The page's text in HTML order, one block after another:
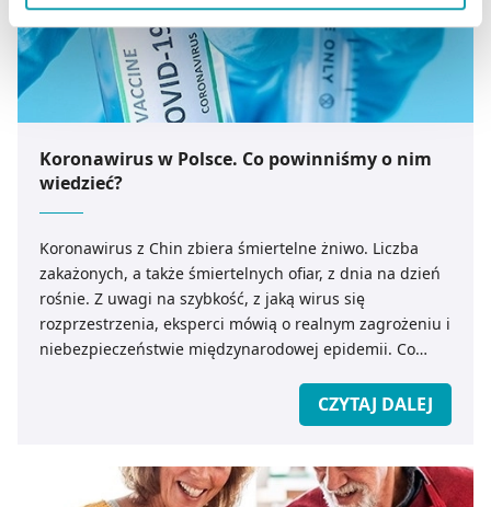
zbieranie danych o Twojej aktywności dokonaj
preferowanych przez Ciebie wyborów i kliknij „
Zarządzaj
zgodami”.
Możesz również kliknąć „Zaakceptuj niezbędne”, co
pozyskiwanie od Ciebie danych, które nie są niezbędne
Strony.
Koronawirus w Polsce. Co powinniśmy o nim
wiedzieć?
Koronawirus z Chin zbiera śmiertelne żniwo. Liczba
zakażonych, a także śmiertelnych ofiar, z dnia na dzień
rośnie. Z uwagi na szybkość, z jaką wirus się
rozprzestrzenia, eksperci mówią o realnym zagrożeniu i
niebezpieczeństwie międzynarodowej epidemii. Co
CZYTAJ DALEJ